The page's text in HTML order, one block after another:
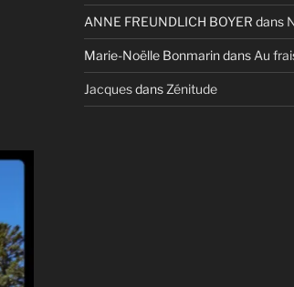
ANNE FREUNDLICH BOYER dans
Marie-Noëlle Bonmarindans Au
Jacquesdans Zénitude